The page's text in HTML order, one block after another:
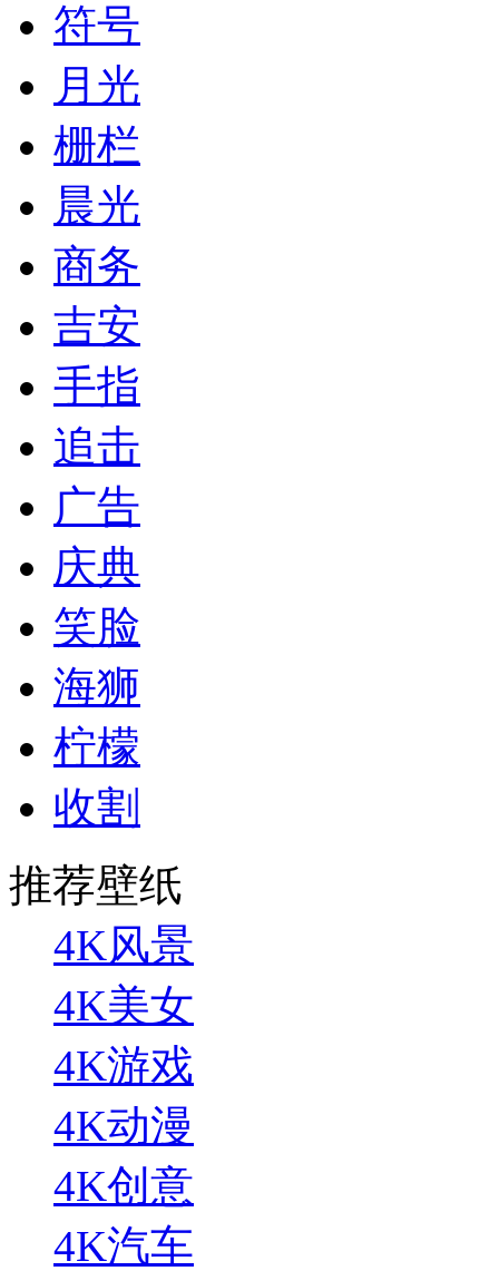
符号
月光
栅栏
晨光
商务
吉安
手指
追击
广告
庆典
笑脸
海狮
柠檬
收割
推荐壁纸
4K风景
4K美女
4K游戏
4K动漫
4K创意
4K汽车